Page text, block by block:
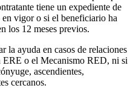
tiene un expediente de
vigor o si el beneficiario ha
los 12 meses previos.
la ayuda en casos de relaciones
ERE o el Mecanismo RED, ni si
ascendientes,
cercanos.